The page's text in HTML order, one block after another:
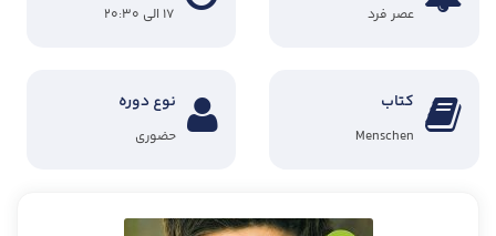
عصر فرد ۱۷ الی ۲۰:۳۰
کتاب
Menschen
نوع دوره
حضوری